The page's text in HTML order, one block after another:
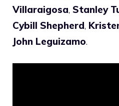
Villaraigosa, Stanley
Cybill Shepherd,
John Leguizamo.